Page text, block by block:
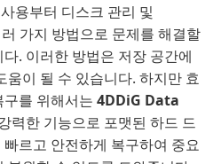
용부터 디스크 관리 및
가지 방법으로 문제를 해결할
. 이러한 방법은 저장 공간에
이 될 수 있습니다. 하지만 효
를 위해서는 4DDiG Data
력한 기능으로 포맷된 하드 드
르고 안전하게 복구하여 중요